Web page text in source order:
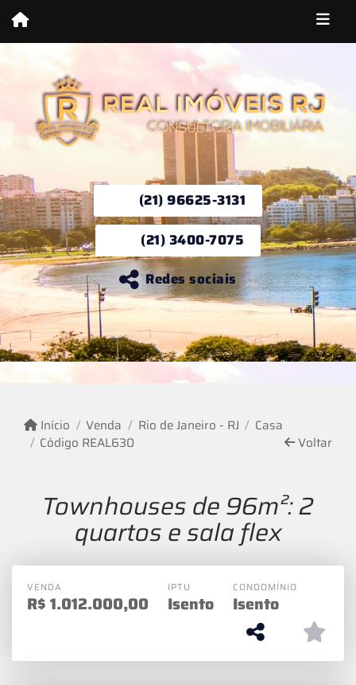
(21) 96625-3131
(21) 3400-7075
Redes sociais
Início Venda Rio de Janeiro - RJ
Casa
Código REAL630
Voltar
Townhouses de 96m²: 2
quartos e sala flex
VENDA
R$1.012.000,00
IPTU
Isento
CONDOMÍNIO
Isento